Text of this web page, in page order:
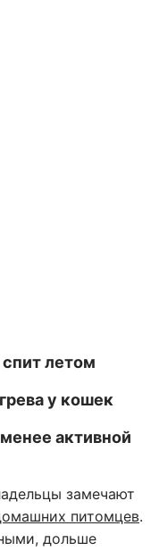
летом
у кошек
активной
замечают
питомцев.
дольше